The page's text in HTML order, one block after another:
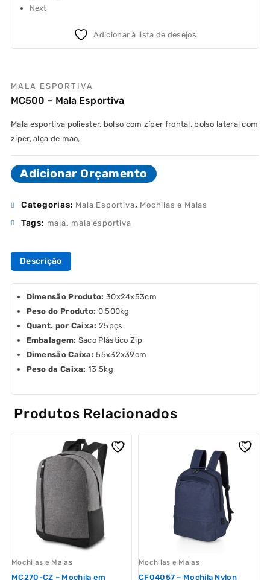
Next
Adicionar à lista de desejos
MALA ESPORTIVA
MC500 – Mala Esportiva
Mala esportiva poliester, bolso com zíper frontal, bolso lateral com
zíper, alça de mão,
Adicionar Orçamento
Categorias: Mala Esportiva, Mochilas e Malas
Tags: mala, mala esportiva
Descrição
Dimensão Produto: 30x24x53cm
Peso do Produto: 0,500kg
Quant. por Caixa: 25pçs
Embalagem: Saco Plástico Zip
Dimensão Caixa: 55x32x39cm
Peso da Caixa: 13,5kg
Produtos Relacionados
Mochilas e Malas
MC270-CZ – Mochila em
Mochilas e Malas
CF04057 – Mochila Nylon